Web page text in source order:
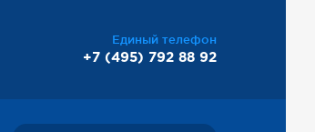
Единый телефон
+7 (495) 792 88 92